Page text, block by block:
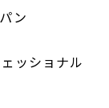
ン
ッショナル